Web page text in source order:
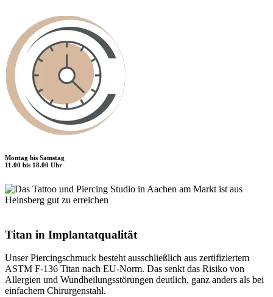
Montag bis Samstag
11.00 bis 18.00 Uhr
Titan in Implantatqualität
Unser Piercingschmuck besteht ausschließlich aus zertifiziertem
ASTM F-136 Titan nach EU-Norm. Das senkt das Risiko von
Allergien und Wundheilungsstörungen deutlich, ganz anders als bei
einfachem Chirurgenstahl.